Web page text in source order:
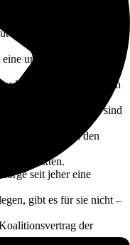
Solo-Selbstständige und
bedenkliche Defizite
unzureichende
Perspektiven. Lediglich
den Kapitalaufbau sind
Immobilien bei den
seit jeher eine
gibt es für sie nicht –
der